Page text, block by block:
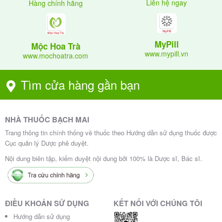
thuốc kháng sinh. Cần ghi nhận tiền sử dụng thuốc
do tiêu chảy bởi C. difficile đã được báo cáo xuất hiện
trên 2 tháng sau khi dùng các thuốc kháng sinh.
Nếu nghi ngờ hoặc chắc chắn tiêu chảy do C. difficile,
nên ngừng sử dụng kháng sinh đang sử dụng mà
kháng sinh đồ không có tác dụng khảng C, difficile
Cần truyền dịch và chất điện giải thích hợp, bổ sung
đánh giá khả năng phẫu thuật theo chỉ định lâm
sàng.
Suy thận
Không có dữ liệu lâm sàng nào về việc sử dụng
Bệnh nhân suy gan nặng (Child-Pugh C)
Hàng chính hãng Liên hệ ngay
Mộc Hoa Trà
www.mochoatra.com
MyPill
www.mypill.vn
Tìm cửa hàng gần bạn
NHÀ THUỐC BẠCH MAI
Trang thông tin chính thống về thuốc theo Hướng dẫn sử dụng thuốc được
Cục quản lý Dược phê duyệt.
Nội dung biên tập, kiểm duyệt nội dung bởi 100% là Dược sĩ, Bác sĩ.
ĐIỀU KHOẢN SỬ DỤNG
Hướng dẫn sử dụng
KẾT NỐI VỚI CHÚNG TÔI